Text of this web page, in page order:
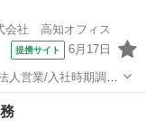
会社 高知オフィス
提携サイト 6月17日
人営業/入社時期調整
業ご希望の方へ！ ●